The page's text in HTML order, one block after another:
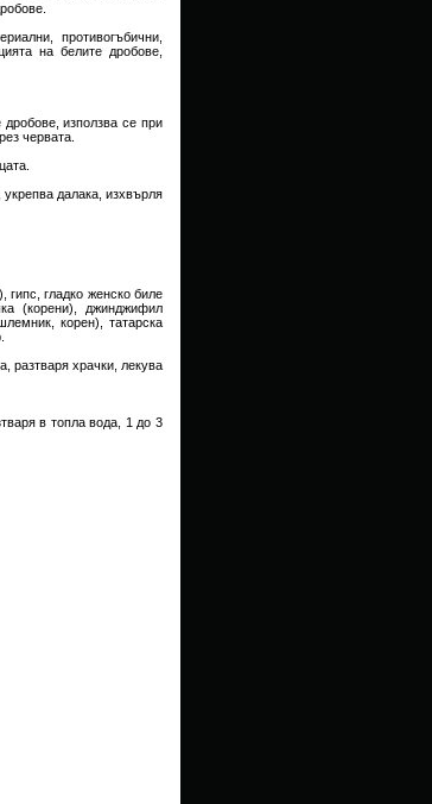
противогъбични,
на белите дробове,
използва се при
червата.
далака, изхвърля
гипс, гладко женско биле
(корени), джинджифил
корен), татарска
разтваря храчки, лекува
в топла вода, 1 до 3